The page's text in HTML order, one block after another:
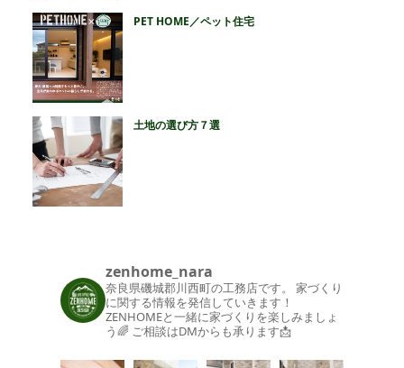
PET HOME／ペット住宅
土地の選び方７選
zenhome_nara
奈良県磯城郡川西町の工務店です。
家づくり
に関する情報を発信していきます！
ZENHOMEと一緒に家づくりを楽しみましょ
う🌈 ご相談はDMからも承ります📩